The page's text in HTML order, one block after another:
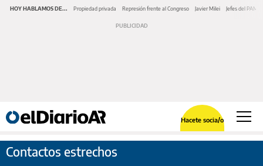
HOY HABLAMOS DE... Propiedad privada Represión frente al Congreso Javier Milei Jefes del PAMI
Hacete socia/o
Contactos estrechos